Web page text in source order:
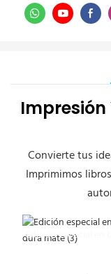
Impresión
Convierte tus
Imprimimos
Edición especial en